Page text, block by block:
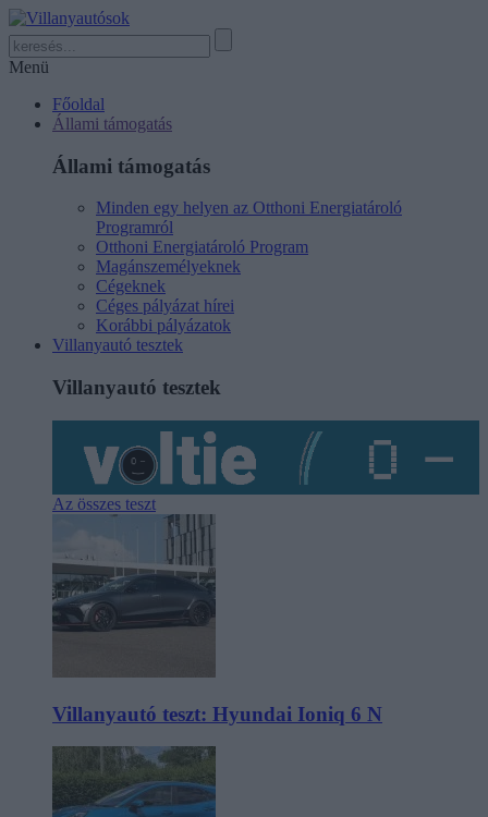
Menü
Főoldal
Állami támogatás
Állami támogatás
Minden egy helyen az Otthoni Energiatároló
Programról
Otthoni Energiatároló Program
Magánszemélyeknek
Cégeknek
Céges pályázat hírei
Korábbi pályázatok
Villanyautó tesztek
Villanyautó tesztek
Az összes teszt
Villanyautó teszt: Hyundai Ioniq 6 N